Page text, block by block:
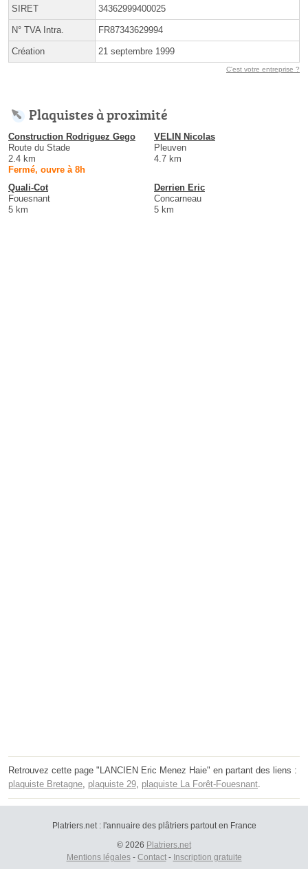
SIRET 34362999400025
N° TVA Intra. FR87343629994
Création 21 septembre 1999
C'est votre entreprise ?
Plaquistes à proximité
Construction Rodriguez Gego
Route du Stade
2.4 km
Fermé, ouvre à 8h
VELIN Nicolas
Pleuven
4.7 km
Quali-Cot
Fouesnant
5 km
Derrien Eric
Concarneau
5 km
Retrouvez cette page "LANCIEN Eric Menez Haie" en partant des liens :
plaquiste Bretagne plaquiste 29 plaquiste La Forêt-Fouesnant
Platriers.net : l'annuaire des plâtriers partout en France
© 2026 Platriers.net
Mentions légales- Contact- Inscription gratuite